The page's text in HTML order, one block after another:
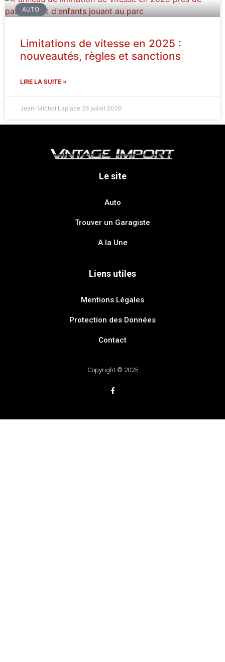
AUTO
Limitations de vitesse en 2025 :
nouveautés, règles et sanctions
LIRE LA SUITE »
Jean-Michel Laplace 28 juillet 2026
Le site
Auto
Trouver un Garagiste
A la Une
Liens utiles
Mentions Légales
Protection des Données
Contact
Copyright © 2025